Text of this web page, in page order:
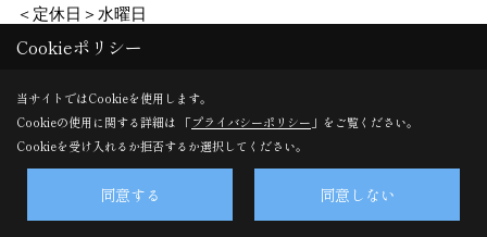
＜定休日＞水曜日
Copyright (c) TOYO HOME Co., Ltd. All Rights Reserved.
Produced byゴデスクリエイト
Cookieポリシー
当サイトではCookieを使用します。
Cookieの使用に関する詳細は 「プライバシーポリシー 」をご覧ください。
Cookieを受け入れるか拒否するか選択してください。
同意する 同意しない